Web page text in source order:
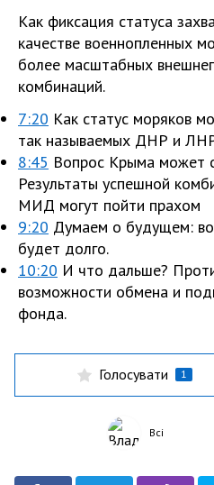
Как фиксация статуса
качестве военнопленных
более масштабных
комбинаций.
7:20 Как статус моряков
так называемых ДНР и
8:45 Вопрос Крыма может
Результаты успешной
МИД могут пойти прахом
9:20 Думаем о будущем:
будет долго.
10:20 И что дальше?
возможности обмена и
фонда.
Голосувати 1
Всі